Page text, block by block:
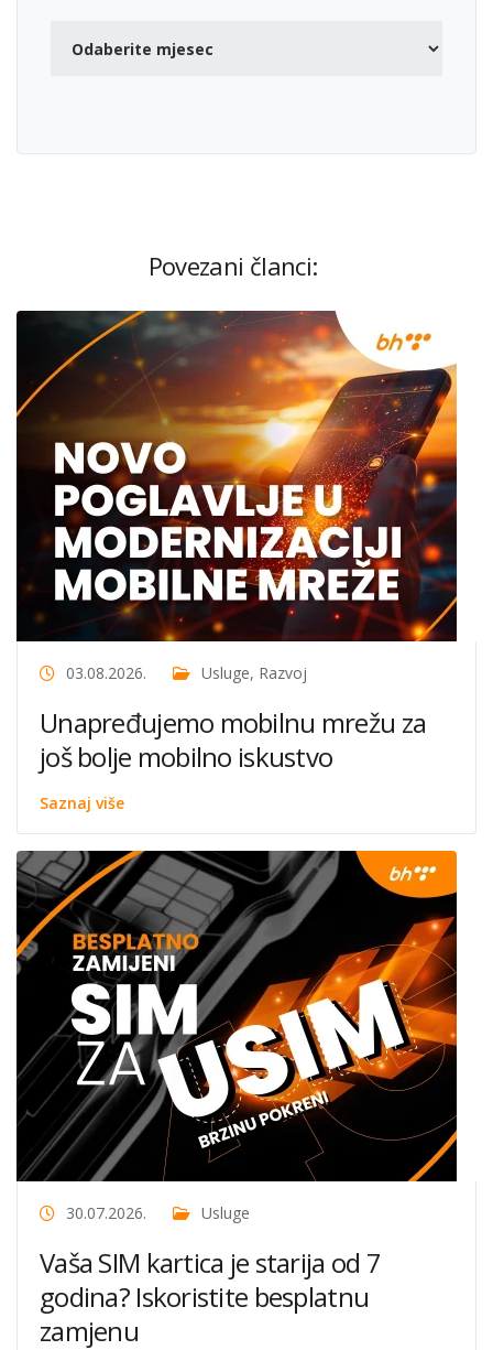
Povezani članci:
03.08.2026. Usluge, Razvoj
Unapređujemo mobilnu mrežu za
još bolje mobilno iskustvo
Saznaj više
30.07.2026. Usluge
Vaša SIM kartica je starija od 7
godina? Iskoristite besplatnu
zamjenu